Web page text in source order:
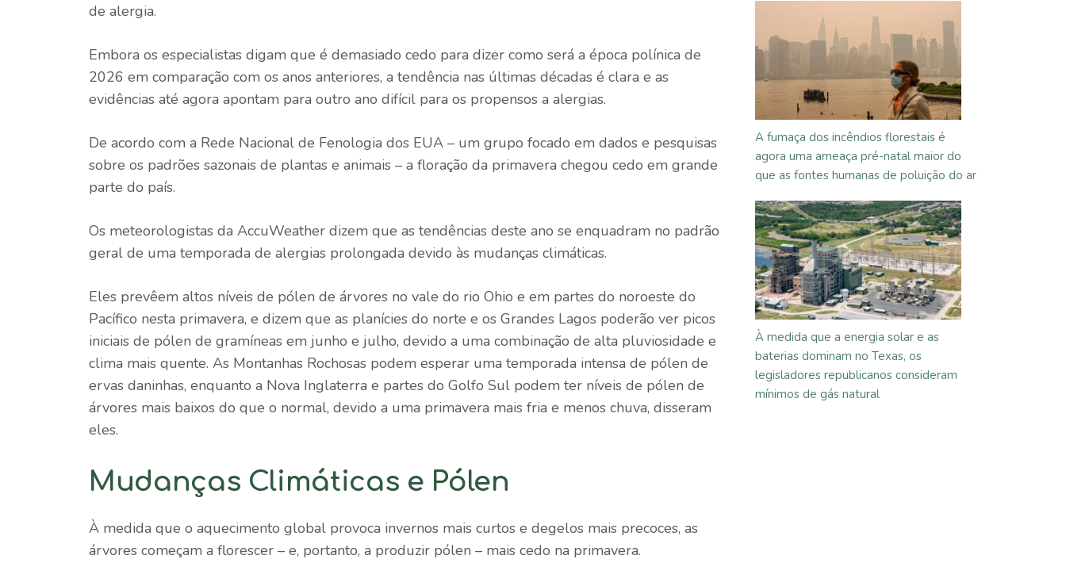
de alergia.
Embora os especialistas digam que é demasiado cedo para dizer como será a época polínica de
2026 em comparação com os anos anteriores, a tendência nas últimas décadas é clara e as
evidências até agora apontam para outro ano difícil para os propensos a alergias.
De acordo com a Rede Nacional de Fenologia dos EUA – um grupo focado em dados e pesquisas
sobre os padrões sazonais de plantas e animais – a floração da primavera chegou cedo em grande
parte do país.
Os meteorologistas da AccuWeather dizem que as tendências deste ano se enquadram no padrão
geral de uma temporada de alergias prolongada devido às mudanças climáticas.
Eles prevêem altos níveis de pólen de árvores no vale do rio Ohio e em partes do noroeste do
Pacífico nesta primavera, e dizem que as planícies do norte e os Grandes Lagos poderão ver picos
iniciais de pólen de gramíneas em junho e julho, devido a uma combinação de alta pluviosidade e
clima mais quente. As Montanhas Rochosas podem esperar uma temporada intensa de pólen de
ervas daninhas, enquanto a Nova Inglaterra e partes do Golfo Sul podem ter níveis de pólen de
árvores mais baixos do que o normal, devido a uma primavera mais fria e menos chuva, disseram
eles.
Mudanças Climáticas e Pólen
À medida que o aquecimento global provoca invernos mais curtos e degelos mais precoces, as
árvores começam a florescer – e, portanto, a produzir pólen – mais cedo na primavera.
A fumaça dos incêndios florestais é
agora uma ameaça pré-natal maior do
que as fontes humanas de poluição do ar
À medida que a energia solar e as
baterias dominam no Texas, os
legisladores republicanos consideram
mínimos de gás natural